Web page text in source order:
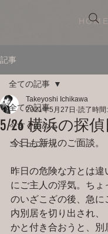
HOME
記事
全ての記事
今すぐ始める
コミュニティ
全ての記事
5/26 横浜の探
Takeyoshi Ichikawa
2021年5月27日 読了時間
今日も新規のご面談。
昨日の危険な方とは違
にご主人の浮気。ちょ
のいざこざの後、急に
内別居を切り出され、
かと付き合おうと、別